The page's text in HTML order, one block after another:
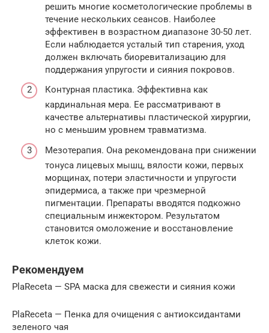
решить многие косметологические проблемы в
течение нескольких сеансов. Наиболее
эффективен в возрастном диапазоне 30-50 лет.
Если наблюдается усталый тип старения, уход
должен включать биоревитализацию для
поддержания упругости и сияния покровов.
Контурная пластика. Эффективна как
кардинальная мера. Ее рассматривают в
качестве альтернативы пластической хирургии,
но с меньшим уровнем травматизма.
Мезотерапия. Она рекомендована при снижении
тонуса лицевых мышц, вялости кожи, первых
морщинах, потери эластичности и упругости
эпидермиса, а также при чрезмерной
пигментации. Препараты вводятся подкожно
специальным инжектором. Результатом
становится омоложение и восстановление
клеток кожи.
Рекомендуем
PlaReceta — SPA маска для свежести и сияния кожи
PlaReceta — Пенка для очищения с антиоксидантами
зеленого чая